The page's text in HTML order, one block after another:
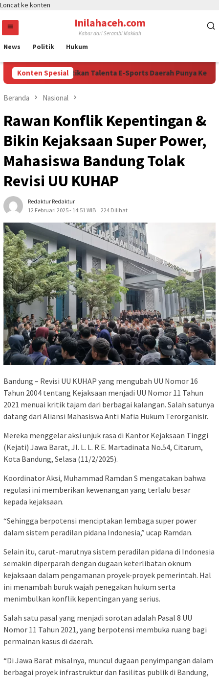
Loncat ke konten
Inilahaceh.com
Kabar dari Serambi Makkah
News Politik Hukum
Konten Spesial
Cup 2026 Buktikan Talenta E-Sports Daerah Punya
Beranda Nasional
Rawan Konflik Kepentingan &
Bikin Kejaksaan Super Power,
Mahasiswa Bandung Tolak
Revisi UU KUHAP
Redaktur Redaktur
12 Februari 2025 - 14:51 WIB
224 Dilihat
Bandung – Revisi UU KUHAP yang mengubah UU Nomor 16
Tahun 2004 tentang Kejaksaan menjadi UU Nomor 11 Tahun
2021 menuai kritik tajam dari berbagai kalangan. Salah satunya
datang dari Aliansi Mahasiswa Anti Mafia Hukum Terorganisir.
Mereka menggelar aksi unjuk rasa di Kantor Kejaksaan Tinggi
(Kejati) Jawa Barat, Jl. L. L. R.E. Martadinata No.54, Citarum,
Kota Bandung, Selasa (11/2/2025).
Koordinator Aksi, Muhammad Ramdan S mengatakan bahwa
regulasi ini memberikan kewenangan yang terlalu besar
kepada kejaksaan.
“Sehingga berpotensi menciptakan lembaga super power
dalam sistem peradilan pidana Indonesia,” ucap Ramdan.
Selain itu, carut-marutnya sistem peradilan pidana di Indonesia
semakin diperparah dengan dugaan keterlibatan oknum
kejaksaan dalam pengamanan proyek-proyek pemerintah. Hal
ini menambah buruk wajah penegakan hukum serta
menimbulkan konflik kepentingan yang serius.
Salah satu pasal yang menjadi sorotan adalah Pasal 8 UU
Nomor 11 Tahun 2021, yang berpotensi membuka ruang bagi
permainan kasus di daerah.
“Di Jawa Barat misalnya, muncul dugaan penyimpangan dalam
berbagai proyek infrastruktur dan fasilitas publik di Bandung,